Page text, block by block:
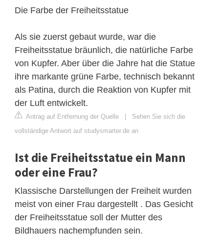
Die Farbe der Freiheitsstatue
Als sie zuerst gebaut wurde, war die
Freiheitsstatue bräunlich, die natürliche Farbe
von Kupfer. Aber über die Jahre hat die Statue
ihre markante grüne Farbe, technisch bekannt
als Patina, durch die Reaktion von Kupfer mit
der Luft entwickelt.
Antrag auf Entfernung der Quelle | Sehen Sie sich die
vollständige Antwort auf studysmarter.de an
Ist die Freiheitsstatue ein Mann
oder eine Frau?
Klassische Darstellungen der Freiheit wurden
meist von einer Frau dargestellt . Das Gesicht
der Freiheitsstatue soll der Mutter des
Bildhauers nachempfunden sein.